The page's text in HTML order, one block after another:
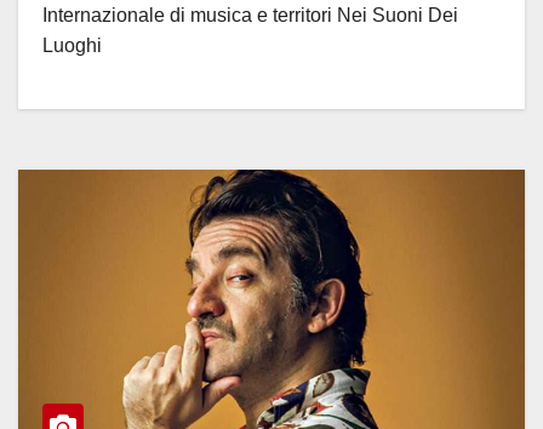
Internazionale di musica e territori Nei Suoni Dei
Luoghi